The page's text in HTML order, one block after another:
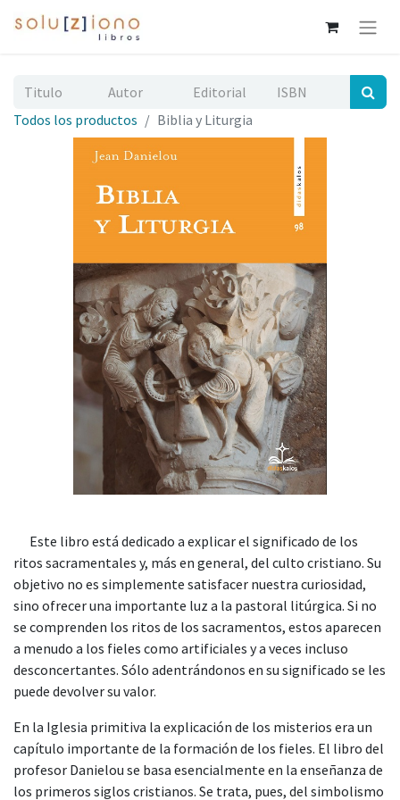
Todos los productos Biblia y Liturgia
Este libro está dedicado a explicar el significado de los
ritos sacramentales y, más en general, del culto cristiano. Su
objetivo no es simplemente satisfacer nuestra curiosidad,
sino ofrecer una importante luz a la pastoral litúrgica. Si no
se comprenden los ritos de los sacramentos, estos aparecen
a menudo a los fieles como artificiales y a veces incluso
desconcertantes. Sólo adentrándonos en su significado se les
puede devolver su valor.
En la Iglesia primitiva la explicación de los misterios era un
capítulo importante de la formación de los fieles. El libro del
profesor Danielou se basa esencialmente en la enseñanza de
los primeros siglos cristianos. Se trata, pues, del simbolismo